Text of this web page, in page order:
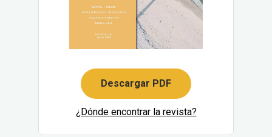
Descargar PDF
¿Dónde encontrar la revista?